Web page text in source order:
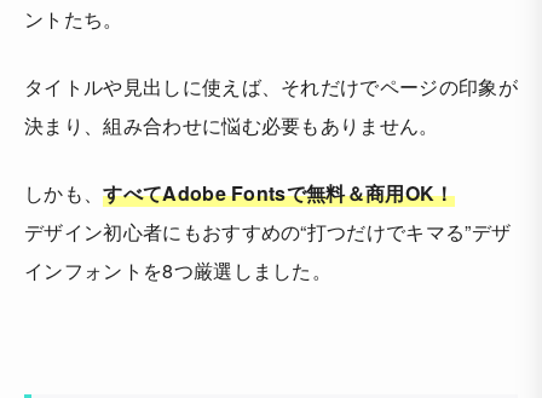
ントたち。
タイトルや見出しに使えば、それだけでページの印象が
決まり、組み合わせに悩む必要もありません。
しかも、すべてAdobe Fontsで無料＆商用OK！
デザイン初心者にもおすすめの“打つだけでキマる”デザ
インフォントを8つ厳選しました。